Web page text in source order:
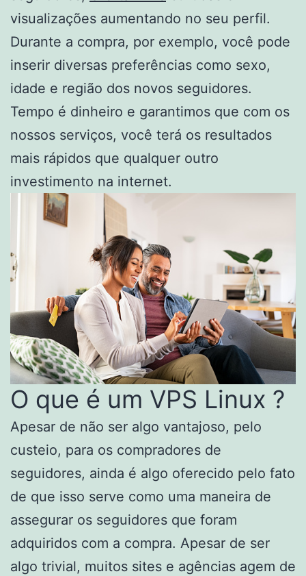
visualizações aumentando no seu perfil.
Durante a compra, por exemplo, você pode
inserir diversas preferências como sexo,
idade e região dos novos seguidores.
Tempo é dinheiro e garantimos que com os
nossos serviços, você terá os resultados
mais rápidos que qualquer outro
investimento na internet.
O que é um VPS Linux ?
Apesar de não ser algo vantajoso, pelo
custeio, para os compradores de
seguidores, ainda é algo oferecido pelo fato
de que isso serve como uma maneira de
assegurar os seguidores que foram
adquiridos com a compra. Apesar de ser
algo trivial, muitos sites e agências agem de